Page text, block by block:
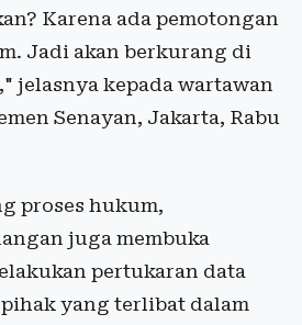
Karena ada pemotongan
Jadi akan berkurang di
jelasnya kepada wartawan
Senayan, Jakarta, Rabu
proses hukum,
juga membuka
pertukaran data
yang terlibat dalam